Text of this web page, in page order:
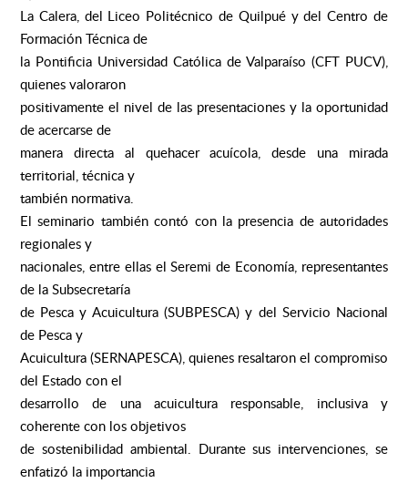
La Calera, del Liceo Politécnico de Quilpué y del Centro de
Formación Técnica de
la Pontificia Universidad Católica de Valparaíso (CFT PUCV),
quienes valoraron
positivamente el nivel de las presentaciones y la oportunidad
de acercarse de
manera directa al quehacer acuícola, desde una mirada
territorial, técnica y
también normativa.
El seminario también contó con la presencia de autoridades
regionales y
nacionales, entre ellas el Seremi de Economía, representantes
de la Subsecretaría
de Pesca y Acuicultura (SUBPESCA) y del Servicio Nacional
de Pesca y
Acuicultura (SERNAPESCA), quienes resaltaron el compromiso
del Estado con el
desarrollo de una acuicultura responsable, inclusiva y
coherente con los objetivos
de sostenibilidad ambiental. Durante sus intervenciones, se
enfatizó la importancia